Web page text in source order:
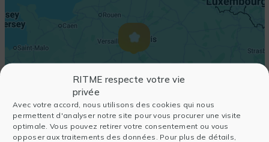
RITME respecte votre vie
privée
Avec votre accord, nous utilisons des cookies qui nous
permettent d'analyser notre site pour vous procurer une visite
optimale. Vous pouvez retirer votre consentement ou vous
opposer aux traitements des données. Pour plus de détails,